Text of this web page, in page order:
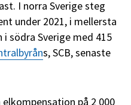
I norra Sverige steg
under 2021, i mellersta
södra Sverige med 415
s, SCB, senaste
på 2 000